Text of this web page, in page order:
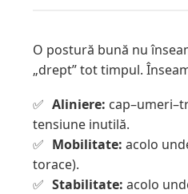
O postură bună nu
„drept” tot timpul.
Aliniere:
tensiune inutilă.
Mobilitate: acolo
torace).
Stabilitate: acolo